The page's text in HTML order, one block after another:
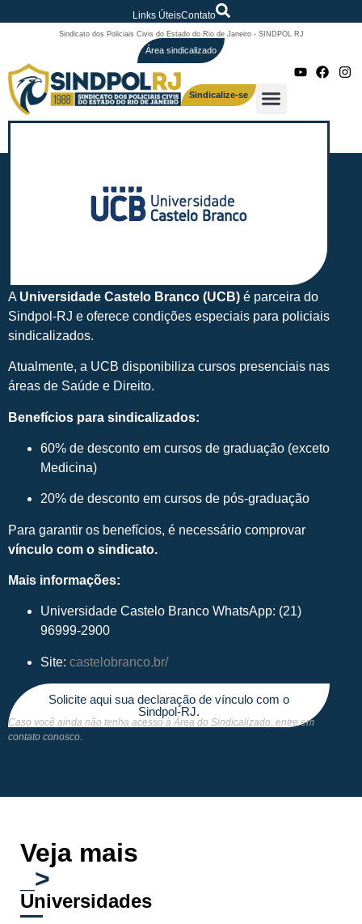
Links ÚteisContato
Sindicato dos Policiais Civis do Estado do Rio de Janeiro - SINDPOL RJ
Área sindicalizado
Sindicalize-se
A Universidade Castelo Branco (UCB) é parceira do
Sindpol-RJ e oferece condições especiais para policiais
sindicalizados.
Atualmente, a UCB disponibiliza cursos presenciais nas
áreas de Saúde e Direito.
Benefícios para sindicalizados:
60% de desconto em cursos de graduação (exceto
Medicina)
20% de desconto em cursos de pós-graduação
Para garantir os benefícios, é necessário comprovar
vínculo com o sindicato.
Mais informações:
Universidade Castelo Branco WhatsApp: (21)
96999-2900
Site: castelobranco.br/
Solicite aqui sua declaração de vínculo com o
Sindpol-RJ.
Caso você ainda não tenha acesso à Área do Sindicalizado, entre em
contato conosco.
Veja mais
_>
Universidades